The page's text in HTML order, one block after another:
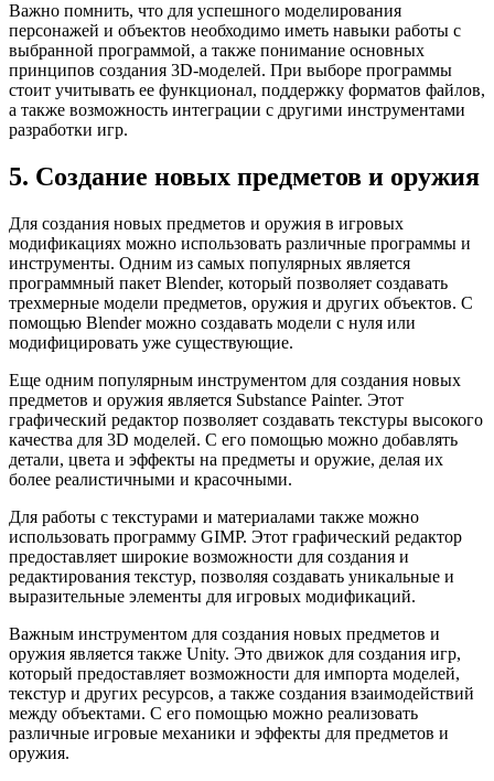
Важно помнить, что для успешного моделирования
персонажей и объектов необходимо иметь навыки работы с
выбранной программой, а также понимание основных
принципов создания 3D-моделей. При выборе программы
стоит учитывать ее функционал, поддержку форматов файлов,
а также возможность интеграции с другими инструментами
разработки игр.
5. Создание новых предметов и оружия
Для создания новых предметов и оружия в игровых
модификациях можно использовать различные программы и
инструменты. Одним из самых популярных является
программный пакет Blender, который позволяет создавать
трехмерные модели предметов, оружия и других объектов. С
помощью Blender можно создавать модели с нуля или
модифицировать уже существующие.
Еще одним популярным инструментом для создания новых
предметов и оружия является Substance Painter. Этот
графический редактор позволяет создавать текстуры высокого
качества для 3D моделей. С его помощью можно добавлять
детали, цвета и эффекты на предметы и оружие, делая их
более реалистичными и красочными.
Для работы с текстурами и материалами также можно
использовать программу GIMP. Этот графический редактор
предоставляет широкие возможности для создания и
редактирования текстур, позволяя создавать уникальные и
выразительные элементы для игровых модификаций.
Важным инструментом для создания новых предметов и
оружия является также Unity. Это движок для создания игр,
который предоставляет возможности для импорта моделей,
текстур и других ресурсов, а также создания взаимодействий
между объектами. С его помощью можно реализовать
различные игровые механики и эффекты для предметов и
оружия.